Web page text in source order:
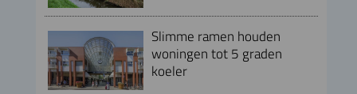
Slimme ramen houden
woningen tot 5 graden
koeler